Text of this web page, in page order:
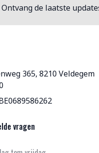
Ontvang de laatste
365, 8210 Veldegem
vragen